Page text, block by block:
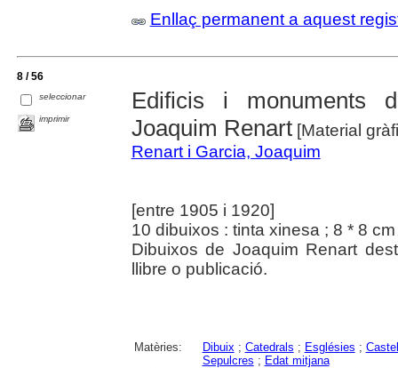
Enllaç permanent a aquest
8 / 56
seleccionar
imprimir
Edificis i monuments
Joaquim Renart[Material
Renart i Garcia, Joaquim
[entre 1905 i 1920]
10 dibuixos : tinta xinesa ; 8 * 8 cm
Dibuixos de Joaquim Renart
llibre o publicació.
Matèries: Dibuix ; Catedrals ; Esglésies ;
Sepulcres ; Edat mitjana